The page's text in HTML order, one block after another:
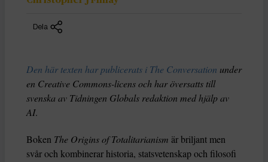
Dela
Den här texten har publicerats i The Conversation under
en Creative Commons-licens och har översatts till
svenska av Tidningen Globals redaktion med hjälp av
AI.
Boken The Origins of Totalitarianism är briljant men
svår och kombinerar historia, statsvetenskap och filosofi